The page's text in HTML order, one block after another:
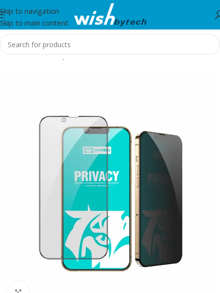
Skip to navigation
Skip to main content
Home/Aksesorë për mobil dhe IT